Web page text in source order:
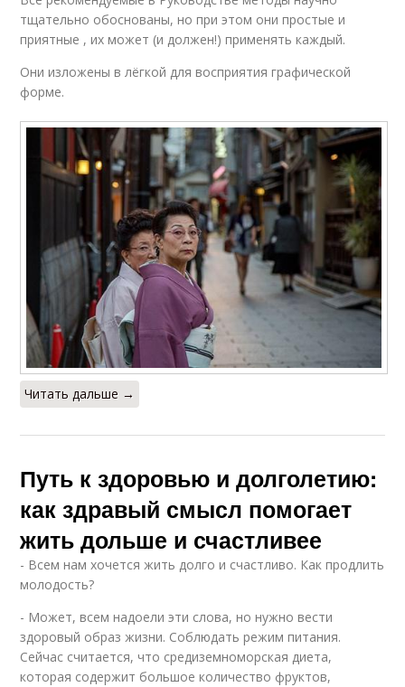
тщательно обоснованы, но при этом они простые и
приятные , их может (и должен!) применять каждый.
Они изложены в лёгкой для восприятия графической
форме.
Читать дальше →
Путь к здоровью и долголетию:
как здравый смысл помогает
жить дольше и счастливее
- Всем нам хочется жить долго и счастливо. Как продлить
молодость?
- Может, всем надоели эти слова, но нужно вести
здоровый образ жизни. Соблюдать режим питания.
Сейчас считается, что средиземноморская диета,
которая содержит большое количество фруктов,